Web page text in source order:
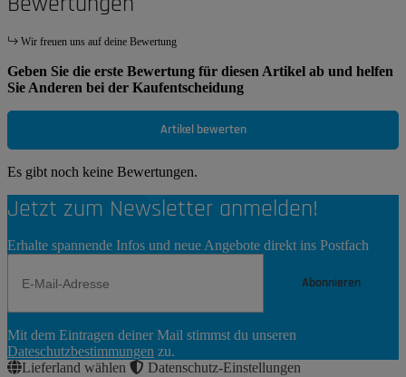
Wir freuen uns auf deine Bewertung
Geben Sie die erste Bewertung für diesen Artikel ab und helfen
Sie Anderen bei der Kaufentscheidung
Artikel bewerten
Es gibt noch keine Bewertungen.
Jetzt zum Newsletter anmelden!
Erhalte spannende Infos und neue Angebote direkt ins Postfach
Abonnieren
Abonnieren
Mit dem Eintragen deiner Mail stimmst du unseren
Dateschutzbestimmungen zu.
Lieferland wählen
Datenschutz-Einstellungen